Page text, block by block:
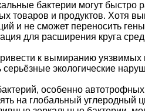
бактерии могут
товаров и продуктов. Хотя
и не сможет переносить
для расширения круга
к вымиранию
экологические
особенно
на глобальный углеродный